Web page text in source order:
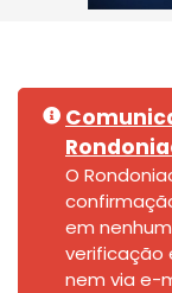
O
em
verificação
nem via e-